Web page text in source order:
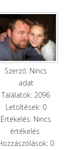
Szerző: Nincs
adat
Találatok: 2096
Letöltések: 0
Értékelés: Nincs
értékelés
0